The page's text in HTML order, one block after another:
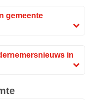
gemeente
in